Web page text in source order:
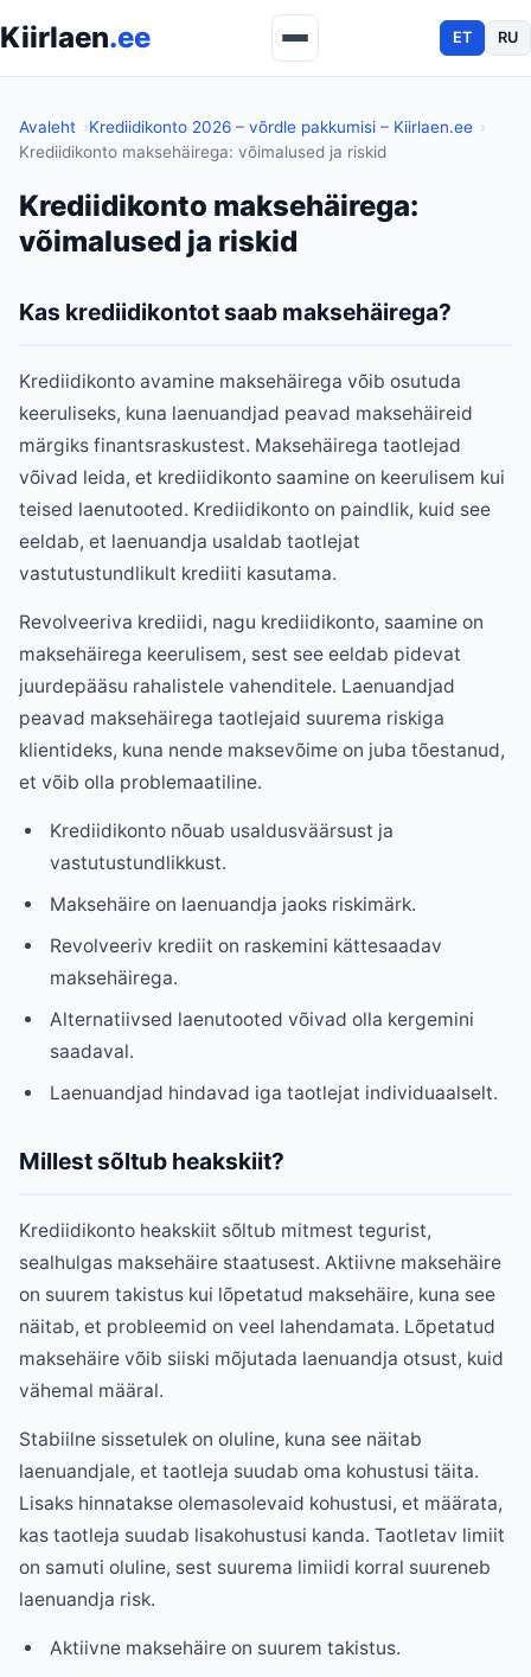
Kiirlaen.ee ET RU
Avaleht
Krediidikonto 2026 – võrdle pakkumisi – Kiirlaen.ee
Krediidikonto maksehäirega: võimalused ja riskid
Krediidikonto maksehäirega:
võimalused ja riskid
Kas krediidikontot saab maksehäirega?
Krediidikonto avamine maksehäirega võib osutuda
keeruliseks, kuna laenuandjad peavad maksehäireid
märgiks finantsraskustest. Maksehäirega taotlejad
võivad leida, et krediidikonto saamine on keerulisem kui
teised laenutooted. Krediidikonto on paindlik, kuid see
eeldab, et laenuandja usaldab taotlejat
vastutustundlikult krediiti kasutama.
Revolveeriva krediidi, nagu krediidikonto, saamine on
maksehäirega keerulisem, sest see eeldab pidevat
juurdepääsu rahalistele vahenditele. Laenuandjad
peavad maksehäirega taotlejaid suurema riskiga
klientideks, kuna nende maksevõime on juba tõestanud,
et võib olla problemaatiline.
Krediidikonto nõuab usaldusväärsust ja
vastutustundlikkust.
Maksehäire on laenuandja jaoks riskimärk.
Revolveeriv krediit on raskemini kättesaadav
maksehäirega.
Alternatiivsed laenutooted võivad olla kergemini
saadaval.
Laenuandjad hindavad iga taotlejat individuaalselt.
Millest sõltub heakskiit?
Krediidikonto heakskiit sõltub mitmest tegurist,
sealhulgas maksehäire staatusest. Aktiivne maksehäire
on suurem takistus kui lõpetatud maksehäire, kuna see
näitab, et probleemid on veel lahendamata. Lõpetatud
maksehäire võib siiski mõjutada laenuandja otsust, kuid
vähemal määral.
Stabiilne sissetulek on oluline, kuna see näitab
laenuandjale, et taotleja suudab oma kohustusi täita.
Lisaks hinnatakse olemasolevaid kohustusi, et määrata,
kas taotleja suudab lisakohustusi kanda. Taotletav limiit
on samuti oluline, sest suurema limiidi korral suureneb
laenuandja risk.
Aktiivne maksehäire on suurem takistus.